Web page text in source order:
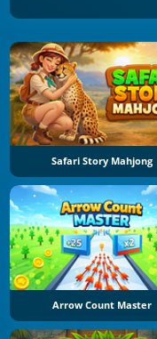
Safari Story Mahjong
Arrow Count Master